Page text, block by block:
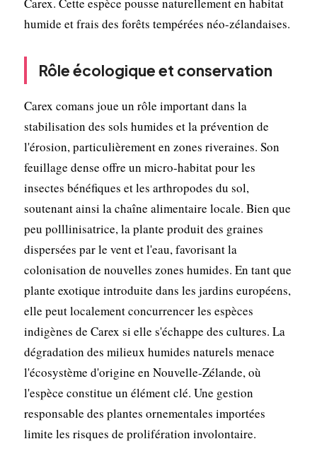
humide et frais des forêts tempérées néo-zélandaises.
Rôle écologique et conservation
Carex comans joue un rôle important dans la
stabilisation des sols humides et la prévention de
l'érosion, particulièrement en zones riveraines. Son
feuillage dense offre un micro-habitat pour les
insectes bénéfiques et les arthropodes du sol,
soutenant ainsi la chaîne alimentaire locale. Bien que
peu polllinisatrice, la plante produit des graines
dispersées par le vent et l'eau, favorisant la
colonisation de nouvelles zones humides. En tant que
plante exotique introduite dans les jardins européens,
elle peut localement concurrencer les espèces
indigènes de Carex si elle s'échappe des cultures. La
dégradation des milieux humides naturels menace
l'écosystème d'origine en Nouvelle-Zélande, où
l'espèce constitue un élément clé. Une gestion
responsable des plantes ornementales importées
limite les risques de prolifération involontaire.